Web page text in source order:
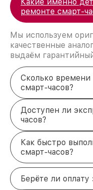
ремонте смарт-
Мы используем
качественные
выдаём
Сколько времени
смарт-часов?
Доступен ли
часов?
Как быстро
смарт-часов?
Берёте ли